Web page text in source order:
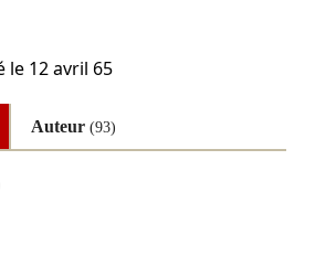
le 12 avril 65
Auteur (93)